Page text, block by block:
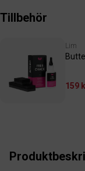
Tillbehör
Lim
159